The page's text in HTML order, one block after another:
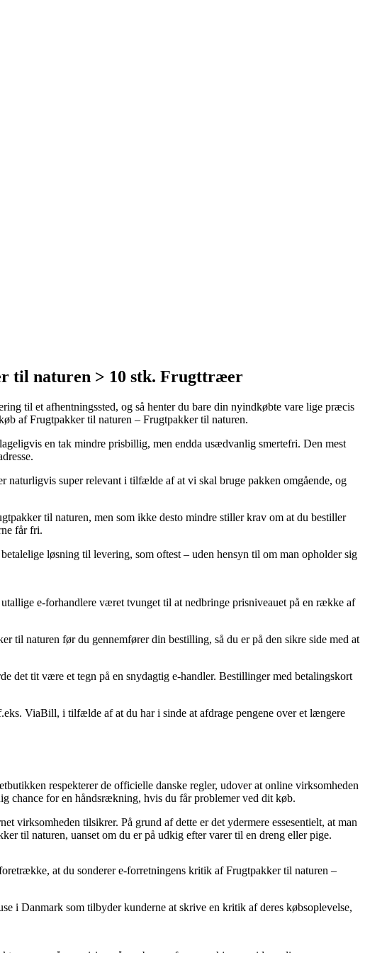
til naturen > 10 stk. Frugttræer
til et afhentningssted, og så henter du bare din nyindkøbte vare lige præcis
af Frugtpakker til naturen – Frugtpakker til naturen.
en tak mindre prisbillig, men endda usædvanlig smertefri. Den mest
super relevant i tilfælde af at vi skal bruge pakken omgående, og
til naturen, men som ikke desto mindre stiller krav om at du bestiller
får fri.
løsning til levering, som oftest – uden hensyn til om man opholder sig
e-forhandlere været tvunget til at nedbringe prisniveauet på en række af
til naturen før du gennemfører din bestilling, så du er på den sikre side med at
det tit være et tegn på en snydagtig e-handler. Bestillinger med betalingskort
ViaBill, i tilfælde af at du har i sinde at afdrage pengene over et længere
respekterer de officielle danske regler, udover at online virksomheden
chance for en håndsrækning, hvis du får problemer ved dit køb.
virksomheden tilsikrer. På grund af dette er det ydermere essesentielt, at man
til naturen, uanset om du er på udkig efter varer til en dreng eller pige.
at du sonderer e-forretningens kritik af Frugtpakker til naturen –
i Danmark som tilbyder kunderne at skrive en kritik af deres købsoplevelse,